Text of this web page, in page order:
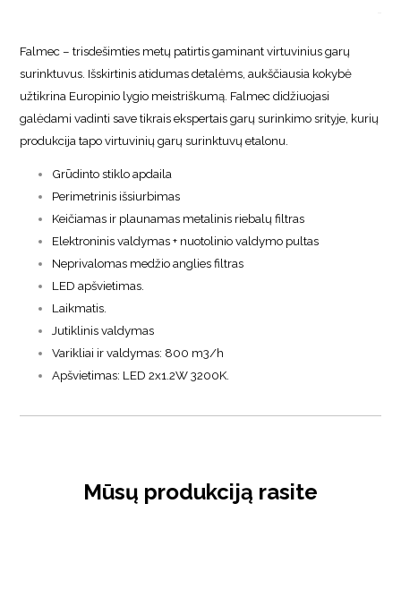
Falmec – trisdešimties metų patirtis gaminant virtuvinius garų
surinktuvus. Išskirtinis atidumas detalėms, aukščiausia kokybė
užtikrina Europinio lygio meistriškumą. Falmec didžiuojasi
galėdami vadinti save tikrais ekspertais garų surinkimo srityje, kurių
produkcija tapo virtuvinių garų surinktuvų etalonu.
Grūdinto stiklo apdaila
Perimetrinis išsiurbimas
Keičiamas ir plaunamas metalinis riebalų filtras
Elektroninis valdymas + nuotolinio valdymo pultas
Neprivalomas medžio anglies filtras
LED apšvietimas.
Laikmatis.
Jutiklinis valdymas
Varikliai ir valdymas: 800 m3/h
Apšvietimas: LED 2x1.2W 3200K.
Mūsų produkciją rasite